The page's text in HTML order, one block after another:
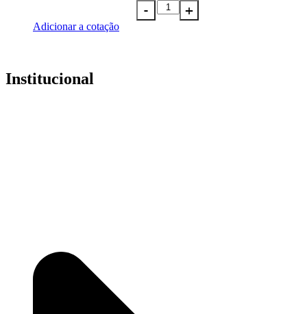
Adicionar a cotação
Institucional